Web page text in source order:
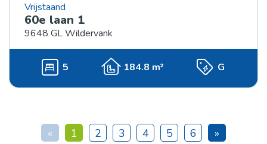
Vrijstaand
60e laan 1
9648 GL Wildervank
5 184.8 m² G
« 1 2 3 4 5 6 »